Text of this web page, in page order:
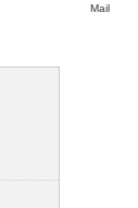
Mail